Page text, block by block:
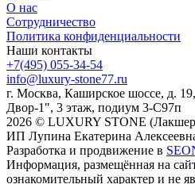
О нас
Сотрудничество
Политика конфиденциальности
Наши контакты
+7(495) 055-34-54
info@luxury-stone77.ru
г. Москва, Каширское шоссе, д.
Двор-1", 3 этаж, подиум 3-С97п
2026 © LUXURY STONE
ИП Лупина Екатерина
Разработка и продвижение в
Информация, размещённая на
ознакомительный характер и не